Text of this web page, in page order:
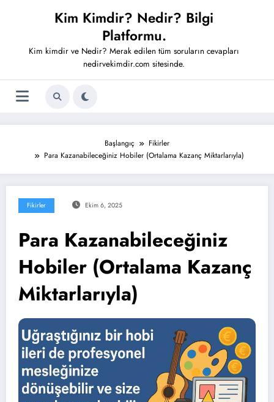
Kim Kimdir? Nedir? Bilgi
Platformu.
Kim kimdir ve Nedir? Merak edilen tüm soruların cevapları
nedirvekimdir.com sitesinde.
Başlangıç
Fikirler
Para Kazanabileceğiniz Hobiler (Ortalama Kazanç Miktarlarıyla)
Fikirler Ekim 6, 2025
Para Kazanabileceğiniz
Hobiler (Ortalama Kazanç
Miktarlarıyla)